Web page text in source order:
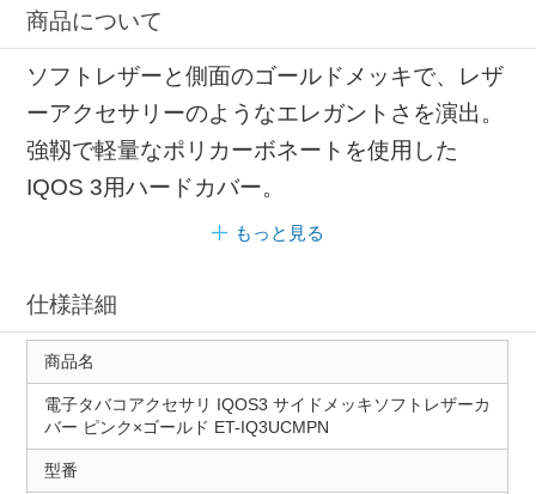
商品について
ソフトレザーと側面のゴールドメッキで、レザ
ーアクセサリーのようなエレガントさを演出。
強靱で軽量なポリカーボネートを使用した
IQOS 3用ハードカバー。
もっと見る
仕様詳細
商品名
電子タバコアクセサリ IQOS3 サイドメッキソフトレザーカ
バー ピンク×ゴールド ET-IQ3UCMPN
型番